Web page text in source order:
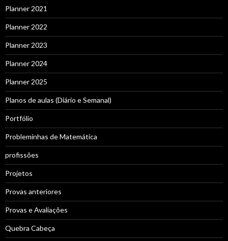
Planner 2021
Planner 2022
Planner 2023
Planner 2024
Planner 2025
Planos de aulas (Diário e Semanal)
Portfólio
Probleminhas de Matemática
profissões
Projetos
Provas anteriores
Provas e Avaliações
Quebra Cabeça